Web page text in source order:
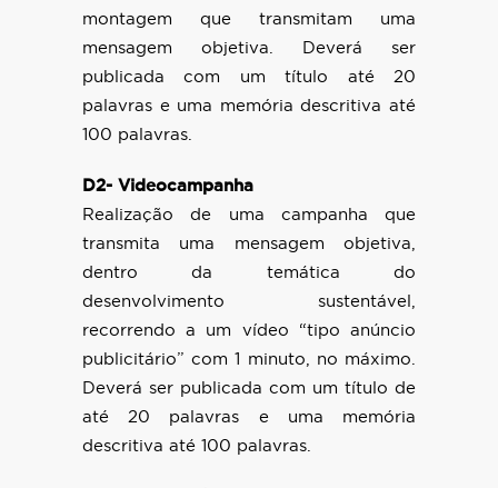
montagem que transmitam uma
mensagem objetiva. Deverá ser
publicada com um título até 20
palavras e uma memória descritiva até
100 palavras.
D2- Videocampanha
Realização de uma campanha que
transmita uma mensagem objetiva,
dentro da temática do
desenvolvimento sustentável,
recorrendo a um vídeo “tipo anúncio
publicitário” com 1 minuto, no máximo.
Deverá ser publicada com um título de
até 20 palavras e uma memória
descritiva até 100 palavras.